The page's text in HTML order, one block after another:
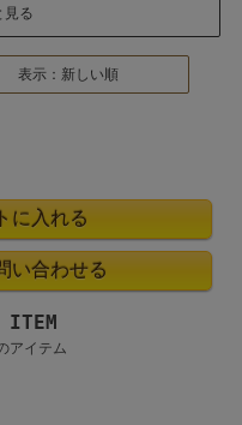
見る
表示：新しい順
ITEM
アイテム